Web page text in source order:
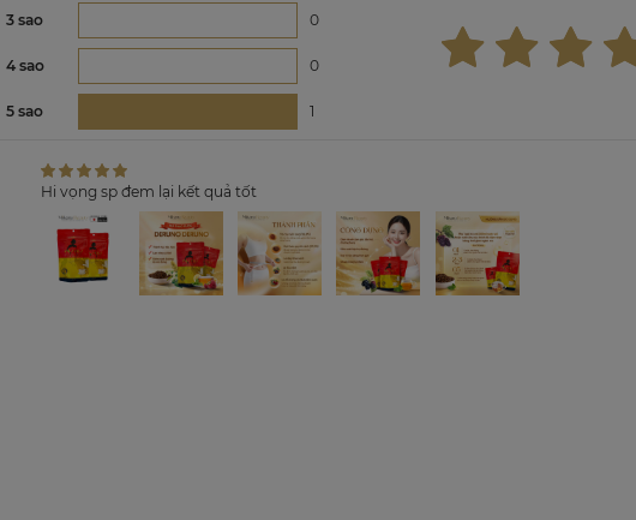
3 sao 0
4 sao 0
5 sao 1
Hi vọng sp đem lại kết quả tốt